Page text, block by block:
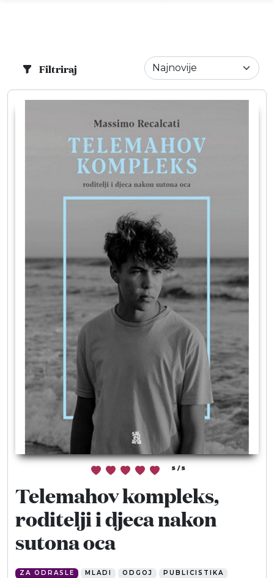
Info
Događaji
Recenzije
Projekti
Katalog
Pretraga
Moj GKMM
English
Filtriraj
5 / 5
Telemahov kompleks,
roditelji i djeca nakon
sutona oca
ZA ODRASLE MLADI ODGOJ
PUBLICISTIKA